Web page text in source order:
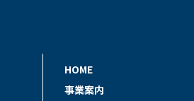
HOME
事業案内